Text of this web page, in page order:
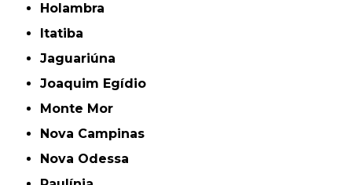
Holambra
Itatiba
Jaguariúna
Joaquim Egídio
Monte Mor
Nova Campinas
Nova Odessa